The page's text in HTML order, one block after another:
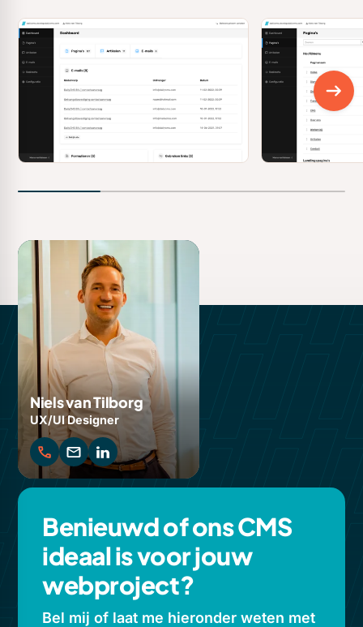
Niels van Tilborg
UX/UI Designer
Benieuwd of ons CMS
ideaal is voor jouw
webproject?
Bel mij of laat me hieronder weten met